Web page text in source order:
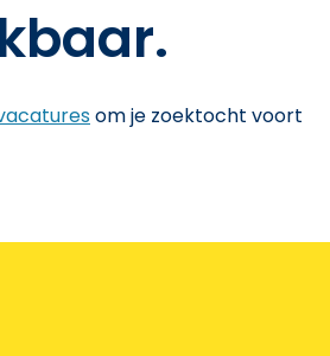
om je zoektocht voort